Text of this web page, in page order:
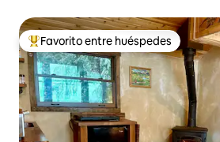
Favorito entre los huéspedes más
Favorito entre huéspedes